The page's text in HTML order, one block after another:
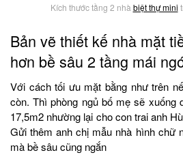
Kích thước tầng 2 nhà biệt thự mini
Bản vẽ thiết kế nhà mặt
hơn bề sâu 2 tầng mái
Với cách tối ưu mặt bằng như trên
còn. Thì phòng ngủ bố mẹ sẽ xuống
17,5m2 nhường lại cho con trai anh
Gửi thêm anh chị mẫu nhà hình chữ
mà bề sâu cũng ngắn